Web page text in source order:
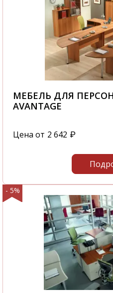
МЕБЕЛЬ ДЛЯ
AVANTAGE
Цена от 2 642 ₽
- 5%